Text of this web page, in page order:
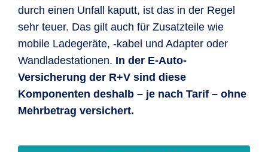
durch einen Unfall kaputt, ist das in der Regel
sehr teuer. Das gilt auch für Zusatzteile wie
mobile Ladegeräte, -kabel und Adapter oder
Wandladestationen. In der E-Auto-
Versicherung der R+V sind diese
Komponenten deshalb – je nach Tarif – ohne
Mehrbetrag versichert.